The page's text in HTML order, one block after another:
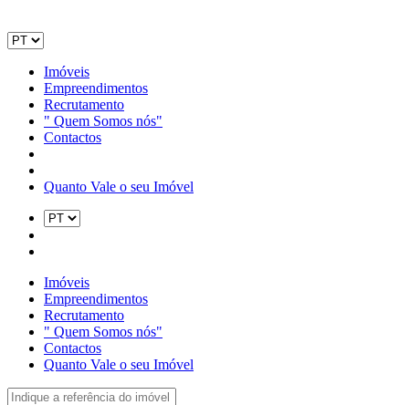
Imóveis
Empreendimentos
Recrutamento
" Quem Somos nós"
Contactos
Quanto Vale o seu Imóvel
Imóveis
Empreendimentos
Recrutamento
" Quem Somos nós"
Contactos
Quanto Vale o seu Imóvel